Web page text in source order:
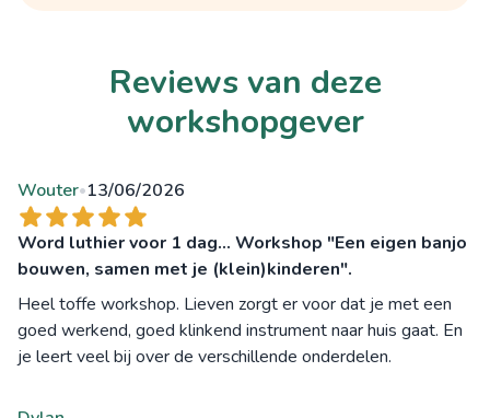
Reviews van deze
workshopgever
Wouter•13/06/2026
Word luthier voor 1 dag... Workshop "Een eigen banjo
bouwen, samen met je (klein)kinderen".
Heel toffe workshop. Lieven zorgt er voor dat je met een
goed werkend, goed klinkend instrument naar huis gaat. En
je leert veel bij over de verschillende onderdelen.